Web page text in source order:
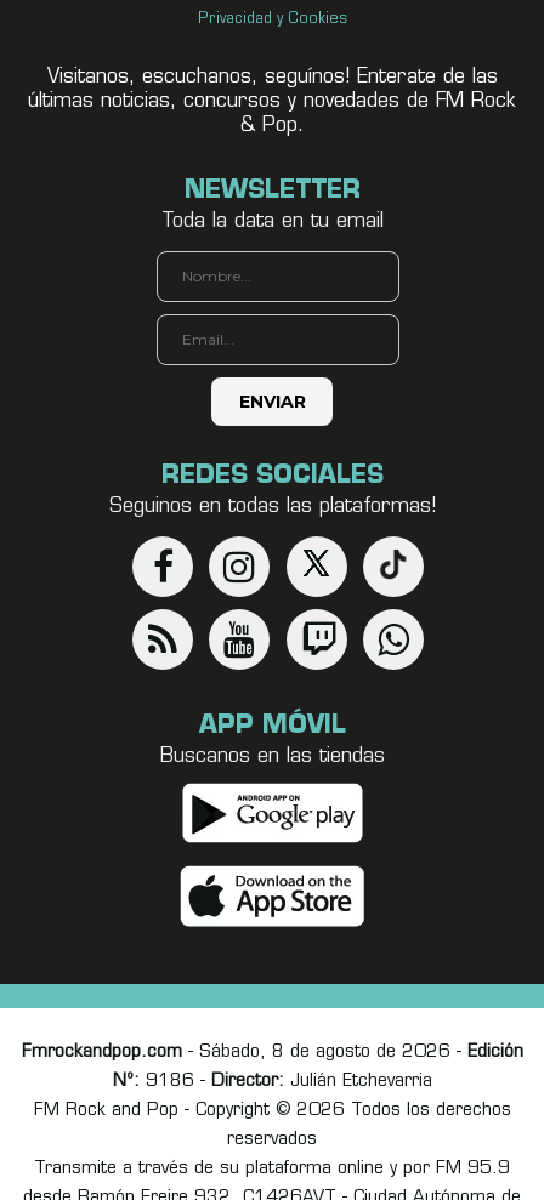
Privacidad y Cookies
Visitanos, escuchanos, seguínos! Enterate de las
últimas noticias, concursos y novedades de FM Rock
& Pop.
NEWSLETTER
Toda la data en tu email
REDES SOCIALES
Seguinos en todas las plataformas!
APP MÓVIL
Buscanos en las tiendas
Fmrockandpop.com- Sábado, 8 de agosto de 2026 - Edición
Nº: 9186 - Director: Julián Etchevarria
FM Rock and Pop - Copyright © 2026 Todos los derechos
reservados
Transmite a través de su plataforma online y por FM 95.9